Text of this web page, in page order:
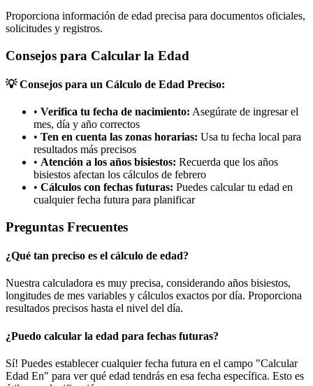
Proporciona información de edad precisa para documentos oficiales,
solicitudes y registros.
Consejos para Calcular la Edad
💡Consejos para un Cálculo de Edad Preciso:
• Verifica tu fecha de nacimiento: Asegúrate de ingresar el
mes, día y año correctos
• Ten en cuenta las zonas horarias: Usa tu fecha local para
resultados más precisos
• Atención a los años bisiestos: Recuerda que los años
bisiestos afectan los cálculos de febrero
• Cálculos con fechas futuras: Puedes calcular tu edad en
cualquier fecha futura para planificar
Preguntas Frecuentes
¿Qué tan preciso es el cálculo de edad?
Nuestra calculadora es muy precisa, considerando años bisiestos,
longitudes de mes variables y cálculos exactos por día. Proporciona
resultados precisos hasta el nivel del día.
¿Puedo calcular la edad para fechas futuras?
Sí! Puedes establecer cualquier fecha futura en el campo "Calcular
Edad En" para ver qué edad tendrás en esa fecha específica. Esto es